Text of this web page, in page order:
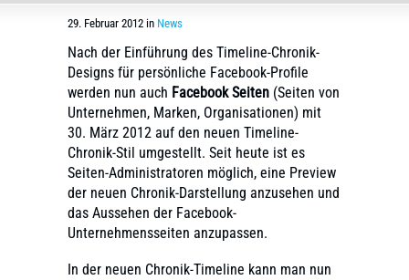
29. Februar 2012 in News
Nach der Einführung des Timeline-Chronik-
Designs für persönliche Facebook-Profile
werden nun auch Facebook Seiten (Seiten von
Unternehmen, Marken, Organisationen) mit
30. März 2012 auf den neuen Timeline-
Chronik-Stil umgestellt. Seit heute ist es
Seiten-Administratoren möglich, eine Preview
der neuen Chronik-Darstellung anzusehen und
das Aussehen der Facebook-
Unternehmensseiten anzupassen.
In der neuen Chronik-Timeline kann man nun